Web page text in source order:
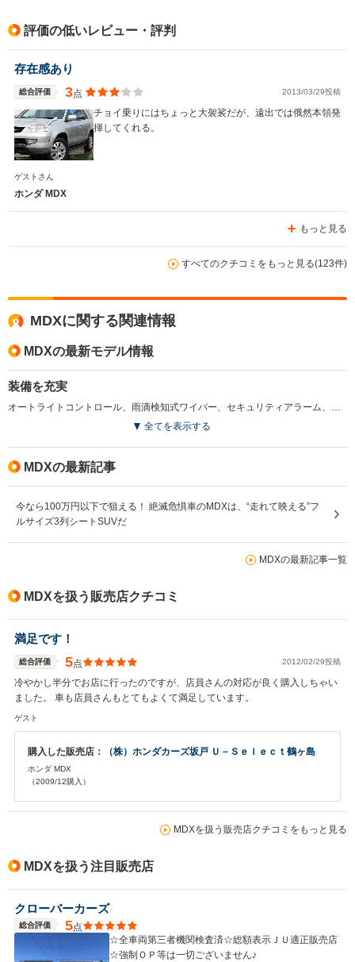
評価の低いレビュー・評判
存在感あり
総合評価 3点 2013/03/29投稿
チョイ乗りにはちょっと大袈裟だが、遠出では俄然本領発
揮してくれる。
ゲストさん
ホンダ MDX
もっと見る
すべてのクチコミをもっと見る(123件)
MDXに関する関連情報
MDXの最新モデル情報
装備を充実
オートライトコントロール、雨滴検知式ワイパー、セキュリティアラーム、ヘッドライトレベリング機構を全車に標準化。また新ボディカラーも追加した。(2005.2)
全てを表示する
MDXの最新記事
今なら100万円以下で狙える！ 絶滅危惧車のMDXは、“走れて映える”フ
ルサイズ3列シートSUVだ
MDXの最新記事一覧
MDXを扱う販売店クチコミ
満足です！
総合評価 5点 2012/02/29投稿
冷やかし半分でお店に行ったのですが、店員さんの対応が良く購入しちゃい
ました。 車も店員さんもとてもよくて満足しています。
ゲスト
購入した販売店： （株）ホンダカーズ坂戸 Ｕ－Ｓｅｌｅｃｔ鶴ヶ島
ホンダ MDX
（2009/12購入）
MDXを扱う販売店クチコミをもっと見る
MDXを扱う注目販売店
クローバーカーズ
総合評価 5点
☆全車両第三者機関検査済☆総額表示ＪＵ適正販売店
☆強制ＯＰ等は一切ございません♪